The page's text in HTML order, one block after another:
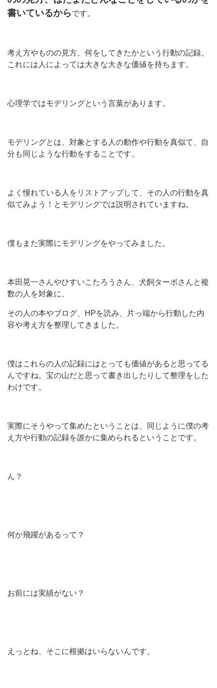
書いているからです。
考え方やものの見方、何をしてきたかという行動の記録。
これには人によっては大きな大きな価値を持ちます。
心理学ではモデリングという言葉があります。
モデリングとは、対象とする人の動作や行動を真似て、自
分も同じような行動をすることです。
よく憧れている人をリストアップして、その人の行動を真
似てみよう！とモデリングでは説明されていますね。
僕もまた実際にモデリングをやってみました。
本田晃一さんやひすいこたろうさん、犬飼ターボさんと複
数の人を対象に、
その人の本やブログ、HPを読み、片っ端から行動した内
容や考え方を整理してきました。
僕はこれらの人の記録にはとっても価値があると思ってる
んですね。宝の山だと思って書き出したりして整理をした
わけです。
実際にそうやって集めたということは、同じように僕の考
え方や行動の記録を誰かに集められるということです。
ん？
何か飛躍があるって？
お前には実績がない？
えっとね、そこに根拠はいらないんです。